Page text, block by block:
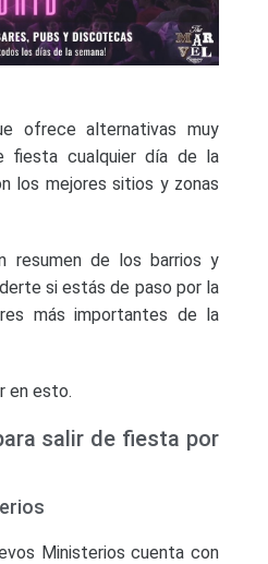
ofrece alternativas muy
fiesta cualquier día de la
los mejores sitios y zonas
resumen de los barrios y
si estás de paso por la
más importantes de la
en esto.
salir de fiesta por
Ministerios cuenta con